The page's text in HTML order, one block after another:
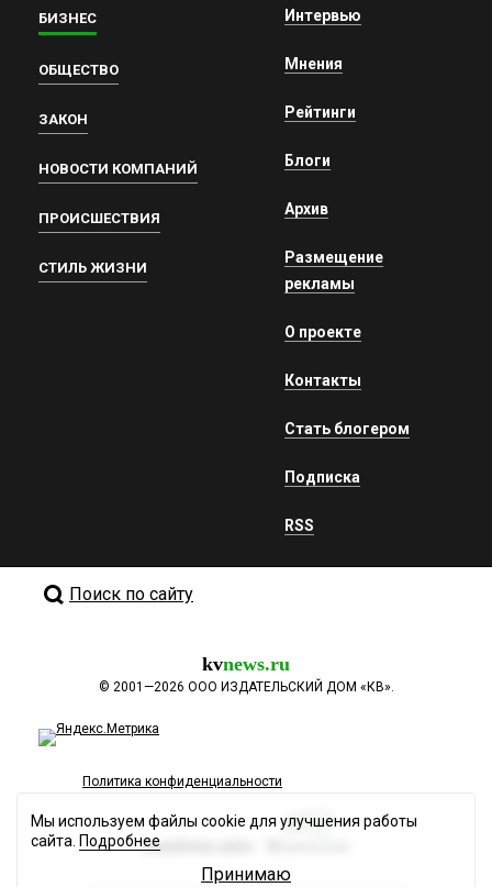
БИЗНЕС
ОБЩЕСТВО
ЗАКОН
НОВОСТИ КОМПАНИЙ
ПРОИСШЕСТВИЯ
СТИЛЬ ЖИЗНИ
Интервью
Мнения
Рейтинги
Блоги
Архив
Размещение
рекламы
О проекте
Контакты
Стать блогером
Подписка
RSS
Поиск по сайту
kvnews.ru
© 2001—2026 ООО ИЗДАТЕЛЬСКИЙ ДОМ «КВ».
Политика конфиденциальности
Разработка сайта
Мы используем файлы cookie для улучшения работы
сайта. Подробнее
Принимаю